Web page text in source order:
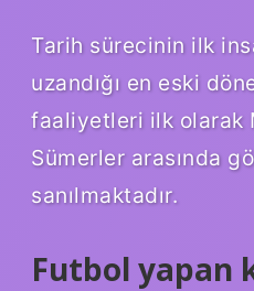
Tarih sürecinin ilk
uzandığı en eski
faaliyetleri ilk olarak
Sümerler arasında
sanılmaktadır.
Futbol yapan